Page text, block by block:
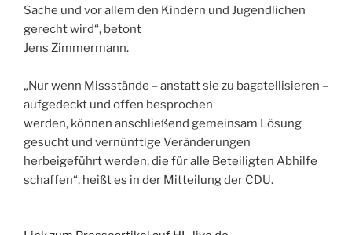
Sache und vor allem den Kindern und Jugendlichen
gerecht wird“, betont
Jens Zimmermann.
„Nur wenn Missstände – anstatt sie zu bagatellisieren –
aufgedeckt und offen besprochen
werden, können anschließend gemeinsam Lösung
gesucht und vernünftige Veränderungen
herbeigeführt werden, die für alle Beteiligten Abhilfe
schaffen“, heißt es in der Mitteilung der CDU.